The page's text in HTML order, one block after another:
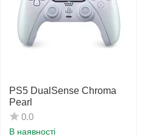
PS5 DualSense Chroma
Pearl
0.0
В наявності